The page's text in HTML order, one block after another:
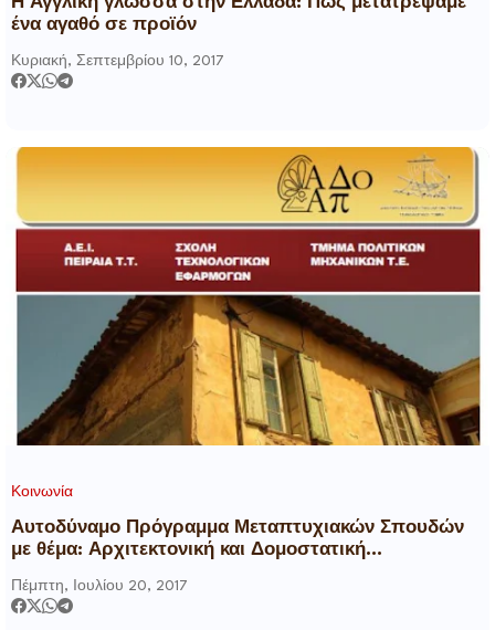
ένα αγαθό σε προϊόν
Κυριακή, Σεπτεμβρίου 10, 2017
Κοινωνία
Αυτοδύναμο Πρόγραμμα Μεταπτυχιακών Σπουδών
με θέμα: Αρχιτεκτονική και Δομοστατική
(Α.ΔΟ.ΑΠ.)
Πέμπτη, Ιουλίου 20, 2017